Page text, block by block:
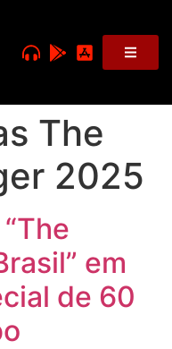
The
2025
em
de 60